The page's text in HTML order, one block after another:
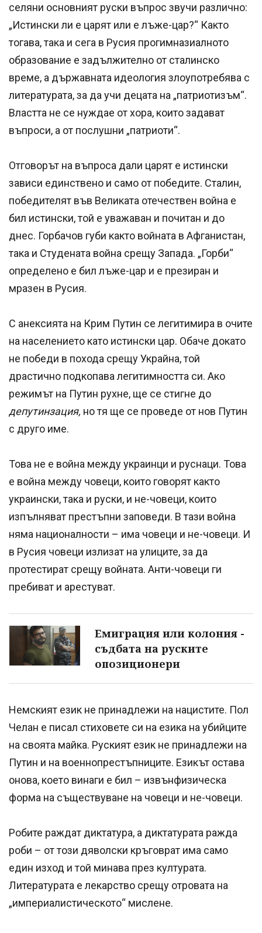
селяни основният руски въпрос звучи различно:
„Истински ли е царят или е лъже-цар?“ Както
тогава, така и сега в Русия прогимназиалното
образование е задължително от сталинско
време, а държавната идеология злоупотребява с
литературата, за да учи децата на „патриотизъм“.
Властта не се нуждае от хора, които задават
въпроси, а от послушни „патриоти“.
Отговорът на въпроса дали царят е истински
зависи единствено и само от победите. Сталин,
победителят във Великата отечествен война е
бил истински, той е уважаван и почитан и до
днес. Горбачов губи както войната в Афганистан,
така и Студената война срещу Запада. „Горби“
определено е бил лъже-цар и е презиран и
мразен в Русия.
С анексията на Крим Путин се легитимира в очите
на населението като истински цар. Обаче докато
не победи в похода срещу Украйна, той
драстично подкопава легитимността си. Ако
режимът на Путин рухне, ще се стигне до
депутинзация, но тя ще се проведе от нов Путин
с друго име.
Това не е война между украинци и руснаци. Това
е война между човеци, които говорят както
украински, така и руски, и не-човеци, които
изпълняват престъпни заповеди. В тази война
няма националности – има човеци и не-човеци. И
в Русия човеци излизат на улиците, за да
протестират срещу войната. Анти-човеци ги
пребиват и арестуват.
Емиграция или колония -
съдбата на руските
опозиционери
Немският език не принадлежи на нацистите. Пол
Челан е писал стиховете си на езика на убийците
на своята майка. Руският език не принадлежи на
Путин и на военнопрестъпниците. Езикът остава
онова, което винаги е бил – извънфизическа
форма на съществуване на човеци и не-човеци.
Робите раждат диктатура, а диктатурата ражда
роби – от този дяволски кръговрат има само
един изход и той минава през културата.
Литературата е лекарство срещу отровата на
„империалистическото“ мислене.